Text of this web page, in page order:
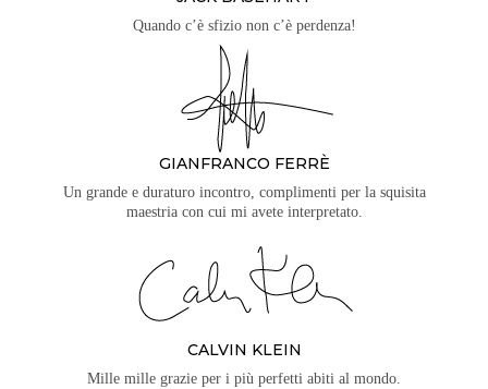
Quando c’è sfizio non c’è perdenza!
GIANFRANCO FERRÈ
Un grande e duraturo incontro, complimenti per la squisita
maestria con cui mi avete interpretato.
CALVIN KLEIN
Mille mille grazie per i più perfetti abiti al mondo.